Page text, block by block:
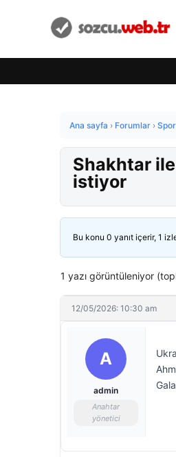
Ana sayfa › Forumlar › Spor
Shakhtar
istiyor
Bu konu 0 yanıt içerir, 1
1 yazı görüntüleniyor
12/05/2026: 10:30 am
A
admin
Anahtar
yönetici